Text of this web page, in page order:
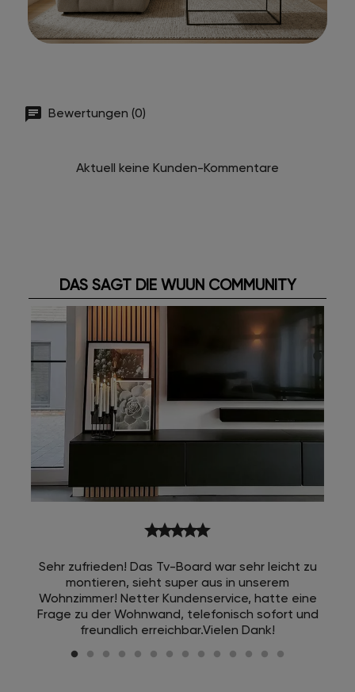
Bewertungen (0)
Aktuell keine Kunden-Kommentare
DAS SAGT DIE WUUN COMMUNITY
starstarstarstarstar
Sehr zufrieden! Das Tv-Board war sehr leicht zu
montieren, sieht super aus in unserem
Wohnzimmer! Netter Kundenservice, hatte eine
Frage zu der Wohnwand, telefonisch sofort und
freundlich erreichbar.Vielen Dank!